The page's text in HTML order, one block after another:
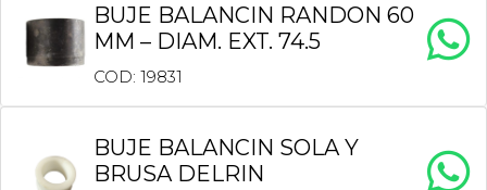
BUJE BALANCIN RANDON 60
MM – DIAM. EXT. 74.5
COD: 19831
BUJE BALANCIN SOLA Y
BRUSA DELRIN